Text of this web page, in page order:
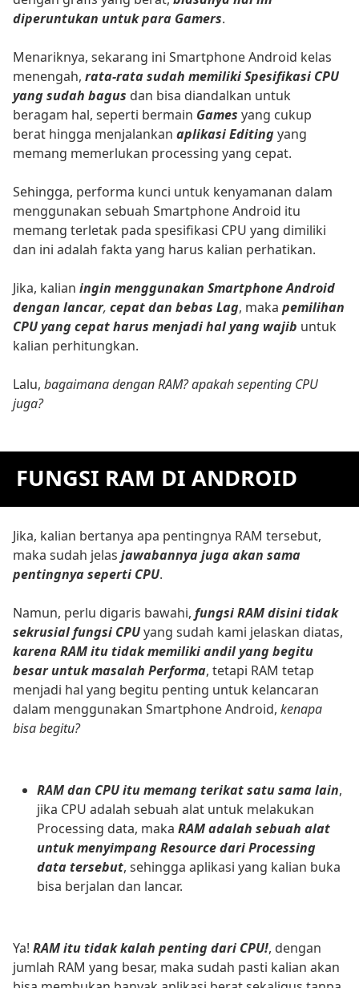
diperuntukan untuk para Gamers.
Menariknya, sekarang ini Smartphone Android kelas
menengah, rata-rata sudah memiliki Spesifikasi CPU
yang sudah bagus dan bisa diandalkan untuk
beragam hal, seperti bermain Games yang cukup
berat hingga menjalankan aplikasi Editingyang
memang memerlukan processing yang cepat.
Sehingga, performa kunci untuk kenyamanan dalam
menggunakan sebuah Smartphone Android itu
memang terletak pada spesifikasi CPU yang dimiliki
dan ini adalah fakta yang harus kalian perhatikan.
Jika, kalian ingin menggunakan Smartphone Android
dengan lancar, cepat dan bebas Lag, maka pemilihan
CPU yang cepat harus menjadi hal yang wajib untuk
kalian perhitungkan.
Lalu, bagaimana dengan RAM? apakah sepenting CPU
juga?
FUNGSI RAM DI ANDROID
Jika, kalian bertanya apa pentingnya RAM tersebut,
maka sudah jelas jawabannya juga akan sama
pentingnya seperti CPU.
Namun, perlu digaris bawahi, fungsi RAM disini tidak
sekrusial fungsi CPUyang sudah kami jelaskan diatas,
karena RAM itu tidak memiliki andil yang begitu
besar untuk masalah Performa, tetapi RAM tetap
menjadi hal yang begitu penting untuk kelancaran
dalam menggunakan Smartphone Android, kenapa
bisa begitu?
RAM dan CPU itu memang terikat satu sama lain,
jika CPU adalah sebuah alat untuk melakukan
Processing data, maka RAM adalah sebuah alat
untuk menyimpang Resource dari Processing
data tersebut, sehingga aplikasi yang kalian buka
bisa berjalan dan lancar.
Ya! RAM itu tidak kalah penting dari CPU!, dengan
jumlah RAM yang besar, maka sudah pasti kalian akan